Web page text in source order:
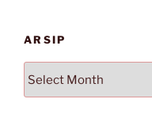
ARSIP